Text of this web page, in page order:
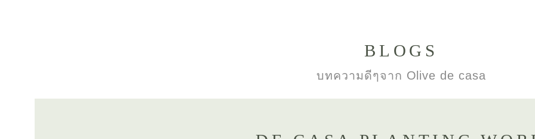
BLOGS
บทความดีๆจาก Olive de casa